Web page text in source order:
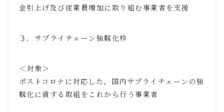
金引上げ及び従業員増加に取り組む事業者を支援
３．サプライチェーン強靱化枠
＜対象＞
ポストコロナに対応した、国内サプライチェーンの強
靱化に資する取組をこれから行う事業者